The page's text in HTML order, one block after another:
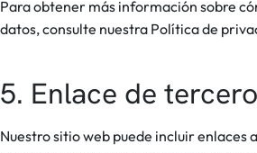
Para obtener más información sobre
datos, consulte nuestra Política de
5. Enlace de
Nuestro sitio web puede incluir enlaces